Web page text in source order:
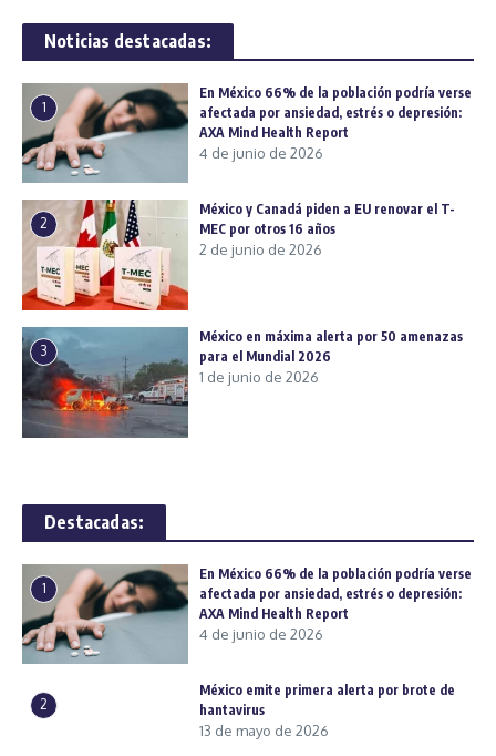
Noticias destacadas:
1
En México 66% de la población podría verse
afectada por ansiedad, estrés o depresión:
AXA Mind Health Report
4 de junio de 2026
2
México y Canadá piden a EU renovar el T-
MEC por otros 16 años
2 de junio de 2026
3
México en máxima alerta por 50 amenazas
para el Mundial 2026
1 de junio de 2026
Destacadas:
1
En México 66% de la población podría verse
afectada por ansiedad, estrés o depresión:
AXA Mind Health Report
4 de junio de 2026
2
México emite primera alerta por brote de
hantavirus
13 de mayo de 2026